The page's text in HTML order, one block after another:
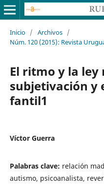
Inicio / Archivos /
Núm. 120 (2015): Revista
El ritmo y la
subjetivación y
fantil1
Víctor Guerra
Palabras clave: relación
autismo, psicoanalista,